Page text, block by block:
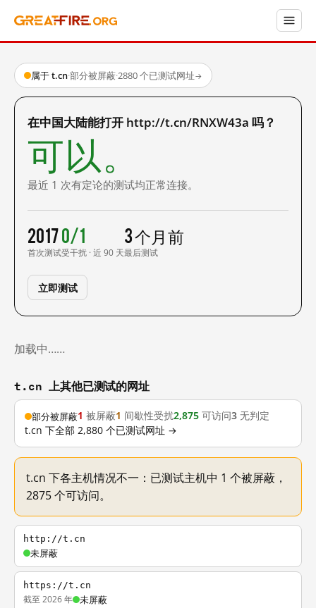
属于 t.cn·部分被屏蔽·2880 个已测试网址→
在中国大陆能打开 http://t.cn/RNXW43a 吗？
可以。
最近 1 次有定论的测试均正常连接。
2017
首次测试
0/1
受干扰 · 近 90 天
3 个月前
最后测试
立即测试
加载中……
t.cn 上其他已测试的网址
部分被屏蔽1 被屏蔽1 间歇性受扰2,875 可访问3 无判定
t.cn 下全部 2,880 个已测试网址 →
t.cn 下各主机情况不一：已测试主机中 1 个被屏蔽，
2875 个可访问。
http://t.cn
未屏蔽
https://t.cn
截至 2026 年 未屏蔽